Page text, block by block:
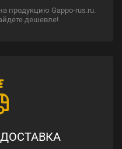
продукцию Gappo-rus.ru.
дешевле!